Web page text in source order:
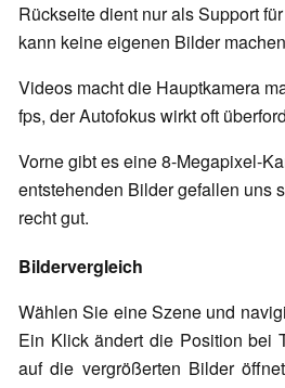
Rückseite dient nur als Support
kann keine eigenen Bilder
Videos macht die Hauptkamera
fps, der Autofokus wirkt oft
Vorne gibt es eine 8-Megapixel-
entstehenden Bilder gefallen uns
recht gut.
Bildervergleich
Wählen Sie eine Szene und
Ein Klick ändert die Position bei
auf die vergrößerten Bilder